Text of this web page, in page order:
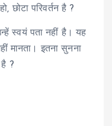
छोटा परिवर्तन है ?
स्वयं पता नहीं है। यह
मानता। इतना सुनना
?